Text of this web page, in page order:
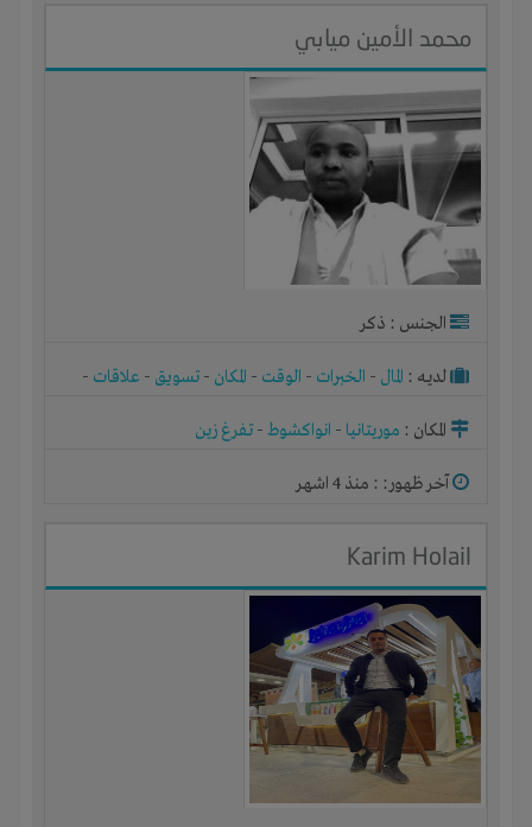
محمد الأمين ميابي
الجنس : ذكر
لديـه : المال - الخبرات - الوقت - المكان - تسويق - علاقات -
المكان : موريتانيا - انواكشوط- تفرغ زين
آخر ظهور: : منذ 4 اشهر
Karim Holail